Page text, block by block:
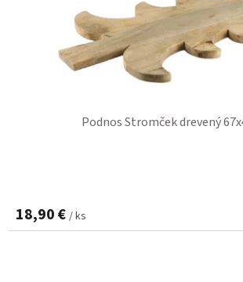
Podnos Stromček drevený
18,90 € / ks